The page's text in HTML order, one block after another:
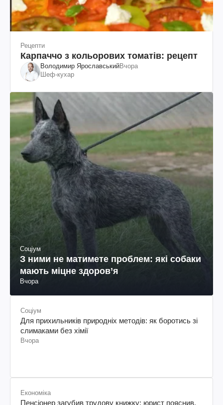
Рецепти
Карпаччо з кольорових томатів: рецепт
Володимир ЯрославськийВчора
Шеф-кухар
Соціум
З ними не матимете проблем: які собаки
мають міцне здоров’я
Вчора
Соціум
Для прихильників природніх методів: як боротись зі
слимаками без хімії
Вчора
Економіка
Пенсіонер загубив трудову книжку: юрист пояснив,